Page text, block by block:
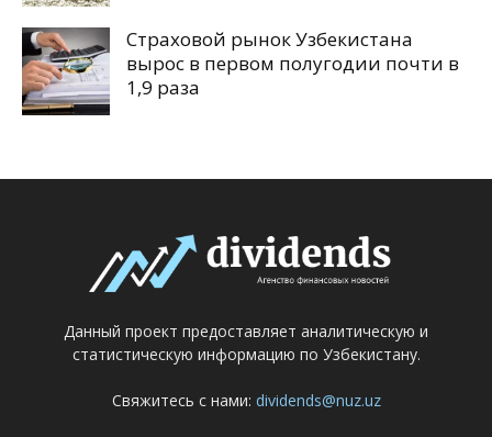
Страховой рынок Узбекистана
вырос в первом полугодии почти в
1,9 раза
Данный проект предоставляет аналитическую и
статистическую информацию по Узбекистану.
Свяжитесь с нами: dividends@nuz.uz